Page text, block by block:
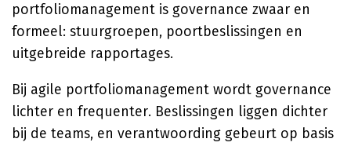
portfoliomanagement is governance zwaar en
formeel: stuurgroepen, poortbeslissingen en
uitgebreide rapportages.
Bij agile portfoliomanagement wordt governance
lichter en frequenter. Beslissingen liggen dichter
bij de teams, en verantwoording gebeurt op basis